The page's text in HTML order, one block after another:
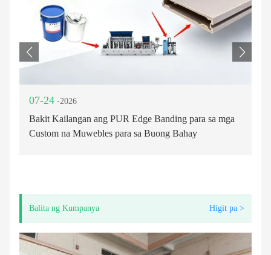
07-24 -2026
Bakit Kailangan ang PUR Edge Banding para sa mga
Custom na Muwebles para sa Buong Bahay
Balita ng Kumpanya Higit pa >